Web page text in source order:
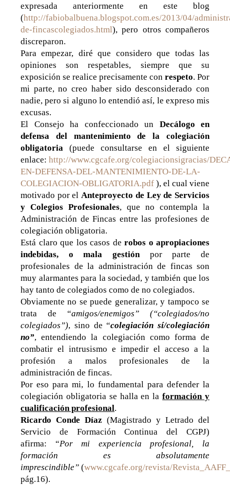
expresada anteriormente en este blog
(http://fabiobalbuena.blogspot.com.es/2013/04/
de-fincascolegiados.html), pero otros compañeros
discreparon.
Para empezar, diré que considero que todas las
opiniones son respetables, siempre que su
exposición se realice precisamente con respeto. Por
mi parte, no creo haber sido desconsiderado con
nadie, pero si alguno lo entendió así, le expreso mis
excusas.
El Consejo ha confeccionado un Decálogo en
defensa del mantenimiento de la colegiación
obligatoria (puede consultarse en el siguiente
enlace: http://www.cgcafe.org/colegiacionsigracias/
EN-DEFENSA-DEL-MANTENIMIENTO-DE-LA-
COLEGIACION-OBLIGATORIA.pdf ), el cual viene
motivado por el Anteproyecto de Ley de Servicios
y Colegios Profesionales, que no contempla la
Administración de Fincas entre las profesiones de
colegiación obligatoria.
Está claro que los casos de robos o apropiaciones
indebidas, o mala gestión por parte de
profesionales de la administración de fincas son
muy alarmantes para la sociedad, y también que los
hay tanto de colegiados como de no colegiados.
Obviamente no se puede generalizar, y tampoco se
trata de “amigos/enemigos” (“colegiados/no
colegiados”), sino de “colegiación sí/colegiación
no”, entendiendo la colegiación como forma de
combatir el intrusismo e impedir el acceso a la
profesión a malos profesionales de la
administración de fincas.
Por eso para mi, lo fundamental para defender la
colegiación obligatoria se halla en laformación y
cualificación profesional.
Ricardo Conde Díaz (Magistrado y Letrado del
Servicio de Formación Continua del CGPJ)
afirma: “Por mi experiencia profesional, la
formación es absolutamente
imprescindible” (www.cgcafe.org/revista/
pág.16).